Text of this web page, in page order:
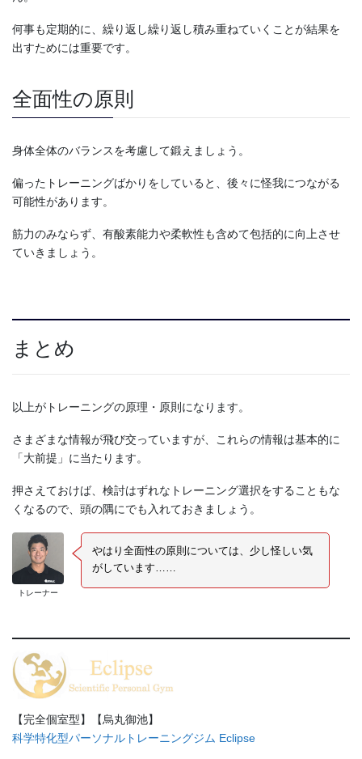
何事も定期的に、繰り返し繰り返し積み重ねていくことが結果を
出すためには重要です。
全面性の原則
身体全体のバランスを考慮して鍛えましょう。
偏ったトレーニングばかりをしていると、後々に怪我につながる
可能性があります。
筋力のみならず、有酸素能力や柔軟性も含めて包括的に向上させ
ていきましょう。
まとめ
以上がトレーニングの原理・原則になります。
さまざまな情報が飛び交っていますが、これらの情報は基本的に
「大前提」に当たります。
押さえておけば、検討はずれなトレーニング選択をすることもな
くなるので、頭の隅にでも入れておきましょう。
トレーナー
やはり全面性の原則については、少し怪しい気
がしています……
【完全個室型】【烏丸御池】
科学特化型パーソナルトレーニングジム Eclipse